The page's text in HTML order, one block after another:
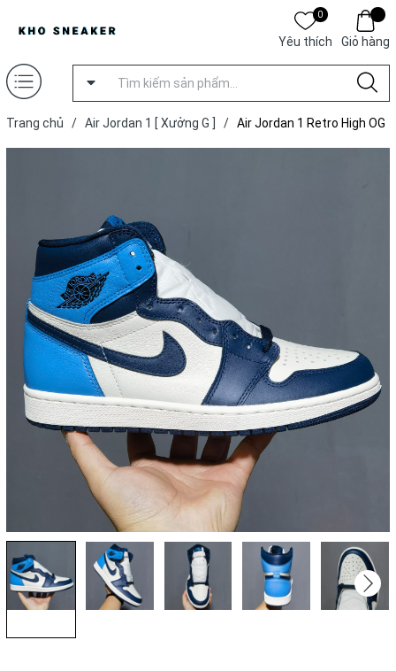
0
Yêu thích Giỏ hàng
Trang chủ / Air Jordan 1 [ Xưởng G ] / Air Jordan 1 Retro High OG